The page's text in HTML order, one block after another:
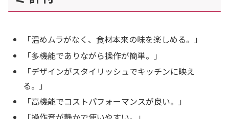
「温めムラがなく、食材本来の味を楽しめる。」
「多機能でありながら操作が簡単。」
「デザインがスタイリッシュでキッチンに映え
る。」
「高機能でコストパフォーマンスが良い。」